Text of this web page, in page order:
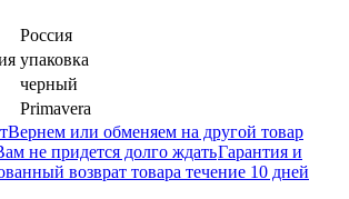
Россия
упаковка
черный
Primavera
Вернем или обменяем на другой товар
не придется долго ждатьГарантия и
возврат товара течение 10 дней